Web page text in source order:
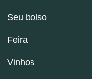
Seu bolso
Feira
Vinhos